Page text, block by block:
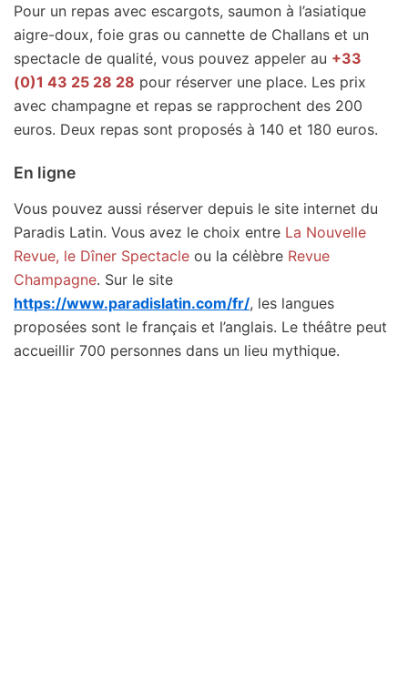
Pour un repas avec escargots, saumon à l’asiatique
aigre-doux, foie gras ou cannette de Challans et un
spectacle de qualité, vous pouvez appeler au +33
(0)1 43 25 28 28 pour réserver une place. Les prix
avec champagne et repas se rapprochent des 200
euros. Deux repas sont proposés à 140 et 180 euros.
En ligne
Vous pouvez aussi réserver depuis le site internet du
Paradis Latin. Vous avez le choix entre La Nouvelle
Revue, le Dîner Spectacle ou la célèbre Revue
Champagne. Sur le site
https://www.paradislatin.com/fr/, les langues
proposées sont le français et l’anglais. Le théâtre peut
accueillir 700 personnes dans un lieu mythique.